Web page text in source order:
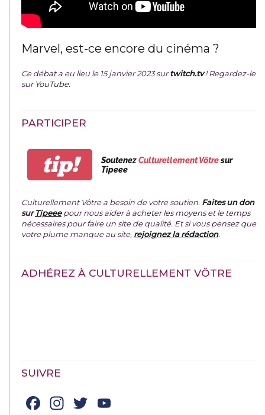
Marvel, est-ce encore du cinéma ?
Ce débat a eu lieu le 15 janvier 2023 surtwitch.tv ! Regardez-le
surYouTube.
PARTICIPER
tip! SoutenezCulturellement Vôtresur
Tipeee
Culturellement Vôtre a besoin de votre soutien. Faites un don
surTipeeepour nous aider à acheter les moyens et le temps
nécessaires pour faire un site de qualité. Et si vous pensez que
votre plume manque au site, rejoignez la rédaction.
ADHÉREZ À CULTURELLEMENT VÔTRE
SUIVRE
Facebook
Instagram
Twitter